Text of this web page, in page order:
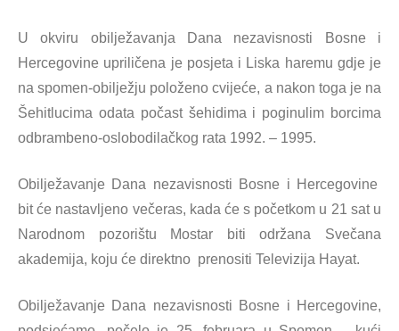
U okviru obilježavanja Dana nezavisnosti Bosne i
Hercegovine upriličena je posjeta i Liska haremu gdje je
na spomen-obilježju položeno cvijeće, a nakon toga je na
Šehitlucima odata počast šehidima i poginulim borcima
odbrambeno-oslobodilačkog rata 1992. – 1995.
Obilježavanje Dana nezavisnosti Bosne i Hercegovine
bit će nastavljeno večeras, kada će s početkom u 21 sat u
Narodnom pozorištu Mostar biti održana Svečana
akademija, koju će direktno prenositi Televizija Hayat.
Obilježavanje Dana nezavisnosti Bosne i Hercegovine,